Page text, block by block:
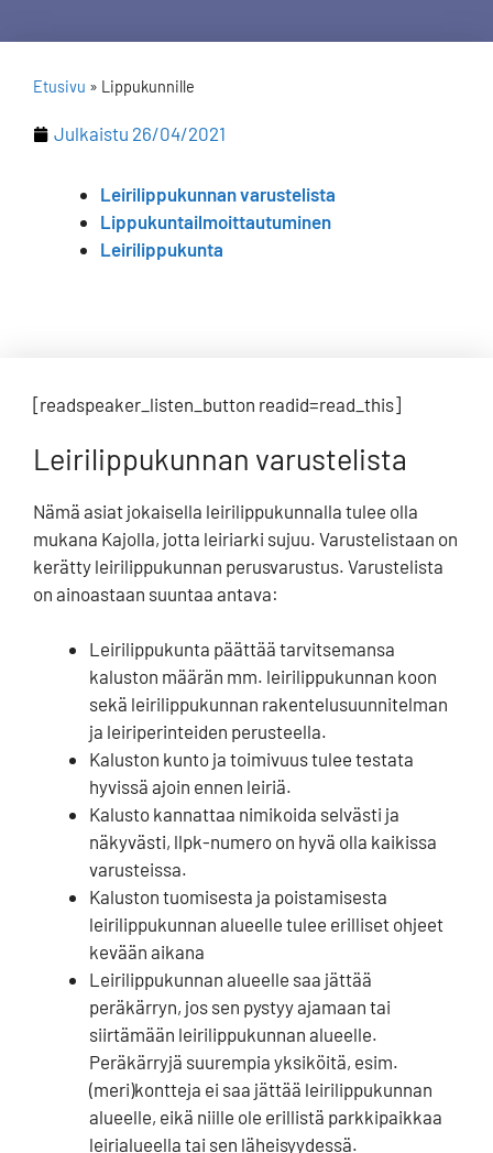
Etusivu » Lippukunnille
Julkaistu 26/04/2021
Leirilippukunnan varustelista
Lippukuntailmoittautuminen
Leirilippukunta
[readspeaker_listen_button readid=read_this]
Leirilippukunnan varustelista
Nämä asiat jokaisella leirilippukunnalla tulee olla
mukana Kajolla, jotta leiriarki sujuu. Varustelistaan on
kerätty leirilippukunnan perusvarustus. Varustelista
on ainoastaan suuntaa antava:
Leirilippukunta päättää tarvitsemansa
kaluston määrän mm. leirilippukunnan koon
sekä leirilippukunnan rakentelusuunnitelman
ja leiriperinteiden perusteella.
Kaluston kunto ja toimivuus tulee testata
hyvissä ajoin ennen leiriä.
Kalusto kannattaa nimikoida selvästi ja
näkyvästi, llpk-numero on hyvä olla kaikissa
varusteissa.
Kaluston tuomisesta ja poistamisesta
leirilippukunnan alueelle tulee erilliset ohjeet
kevään aikana
Leirilippukunnan alueelle saa jättää
peräkärryn, jos sen pystyy ajamaan tai
siirtämään leirilippukunnan alueelle.
Peräkärryjä suurempia yksiköitä, esim.
(meri)kontteja ei saa jättää leirilippukunnan
alueelle, eikä niille ole erillistä parkkipaikkaa
leirialueella tai sen läheisyydessä.